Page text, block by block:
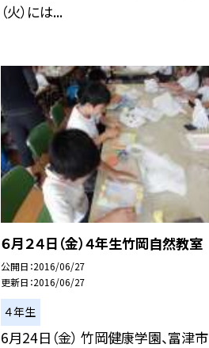
（火）には...
６月２４日（金）４年生竹岡自然教室
公開日 2016/06/27
更新日 2016/06/27
４年生
6月24日（金） 竹岡健康学園、富津市